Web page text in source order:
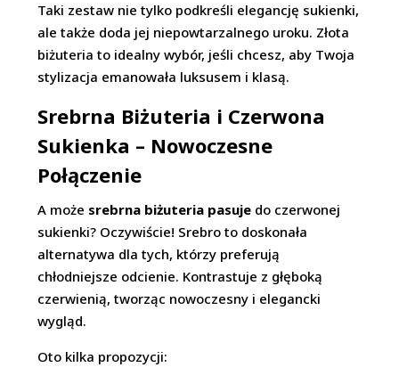
Taki zestaw nie tylko podkreśli elegancję sukienki,
ale także doda jej niepowtarzalnego uroku. Złota
biżuteria to idealny wybór, jeśli chcesz, aby Twoja
stylizacja emanowała luksusem i klasą.
Srebrna Biżuteria i Czerwona
Sukienka – Nowoczesne
Połączenie
A może srebrna biżuteria pasuje do czerwonej
sukienki? Oczywiście! Srebro to doskonała
alternatywa dla tych, którzy preferują
chłodniejsze odcienie. Kontrastuje z głęboką
czerwienią, tworząc nowoczesny i elegancki
wygląd.
Oto kilka propozycji: